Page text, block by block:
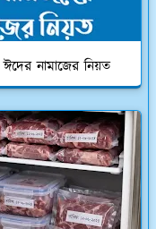
নামাজের নিয়ত